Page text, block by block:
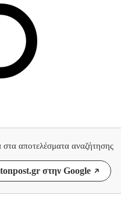
στα αποτελέσματα αναζήτησης
στην Google